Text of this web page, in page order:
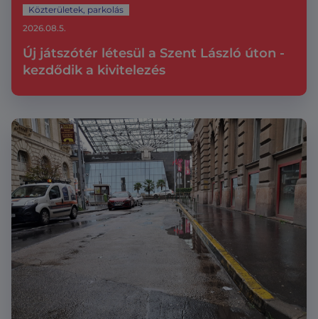
Közterületek, parkolás
Új játszótér létesül a Szent László úton -
kezdődik a kivitelezés
2026.08.5.